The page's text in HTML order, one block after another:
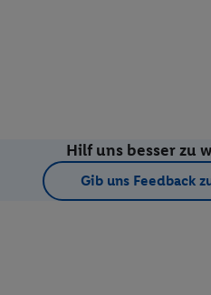
Hilf uns besser zu
Gib uns Feedback